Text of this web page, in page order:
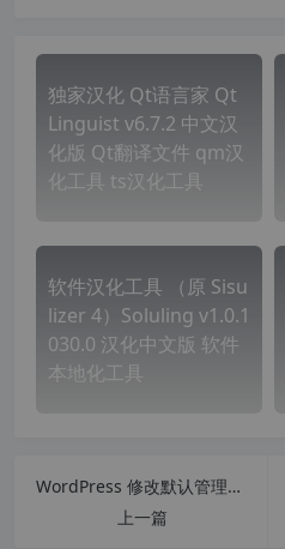
独家汉化 Qt语言家 Qt
Linguist v6.7.2 中文汉
化版 Qt翻译文件 qm汉
化工具 ts汉化工具
软件汉化工具 （原 Sisu
lizer 4）Soluling v1.0.1
030.0 汉化中文版 软件
本地化工具
WordPress 修改默认管理员用户名插件 Admin renamer extended汉化版 【更新到 v3.2.1】
上一篇